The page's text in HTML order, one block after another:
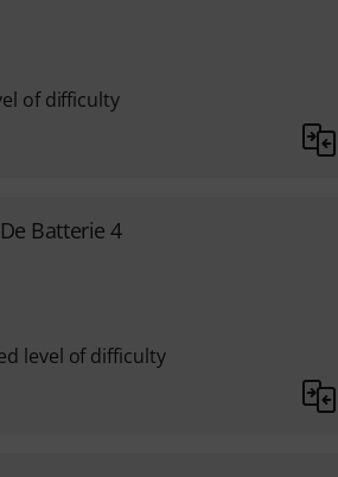
of difficulty
Batterie 4
level of difficulty